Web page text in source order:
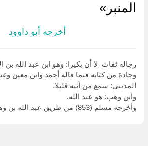
المنبر»
أخرجه أبو داوود
رجاله ثقات إلا أن بكيرا: وهو ابن عبد الله بن
وجادة من كتابه فيما قاله أحمد وابن معين
المديني: سمع من أبيه قليلا.
وابن وهب: هو عبد الله.
وأخرجه مسلم (853) من طريق عبد الله بن وهب، بهذا الإسناد.